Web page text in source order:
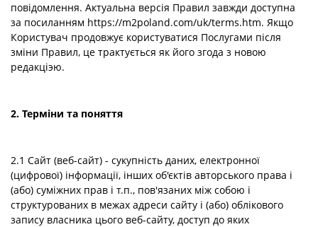
повідомлення. Актуальна версія Правил завжди доступна
за посиланням https://m2poland.com/uk/terms.htm. Якщо
Користувач продовжує користуватися Послугами після
зміни Правил, це трактується як його згода з новою
редакціэю.
2. Терміни та поняття
2.1 Сайт (веб-сайт) - сукупність даних, електронної
(цифрової) інформації, інших об'єктів авторського права і
(або) суміжних прав і т.п., пов'язаних між собою і
структурованих в межах адреси сайту і (або) облікового
запису власника цього веб-сайту, доступ до яких